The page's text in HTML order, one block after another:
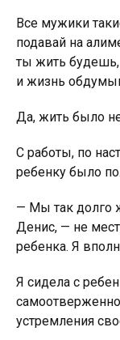
Все мужики
подавай на
ты жить будешь,
и жизнь
Да, жить было
С работы, по
ребенку было
— Мы так долго
Денис, — не
ребенка. Я
Я сидела с
устремления